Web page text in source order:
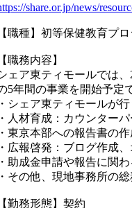
share.or.jp/news/
【職種】初等保健教育プ
【職務内容】
ェア東ティモールでは
5年間の事業を開始予定
・シェア東ティモールが
・人材育成：カウンター
・東京本部への報告書の
・広報啓発：ブログ作成
・助成金申請や報告に関
・その他、現地事務所の
【勤務形態】契約